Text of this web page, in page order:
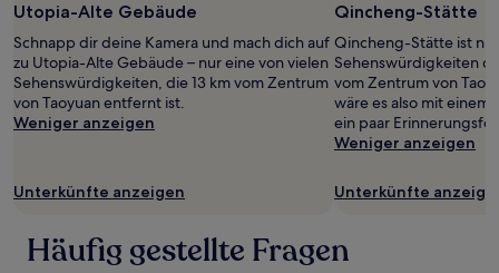
1 Übernachtung
von
2 Erwachsenen
gefunden
wurde.
Preise
und
sich
Es
können
Utopia-Alte Gebäude
Schnapp dir deine Kamera und mach dich auf
zu Utopia-Alte Gebäude – nur eine von vielen
Sehenswürdigkeiten, die 13 km vom Zentrum
von Taoyuan entfernt ist.
Weniger anzeigen
Unterkünfte anzeigen
Qincheng-Stätte
Qincheng-Stätte ist
Sehenswürdigkeiten
vom Zentrum von
wäre es also mit einem
ein paar
Weniger anzeigen
Unterkünfte
Häufig gestellte Fragen